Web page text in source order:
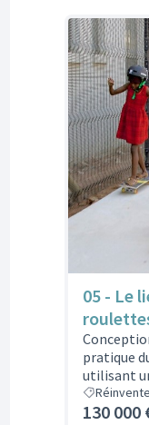
05 - Le
pratique
utilisant
130 000